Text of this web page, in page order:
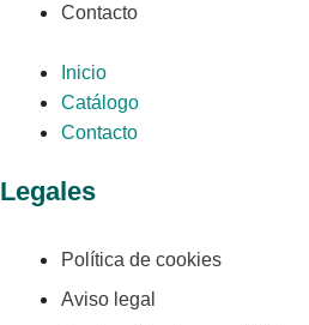
Contacto
Inicio
Catálogo
Contacto
Legales
Política de cookies
Aviso legal